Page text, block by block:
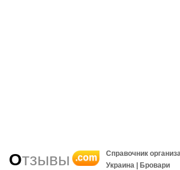
Отзывы .com
Справочник
Украина | Бровари